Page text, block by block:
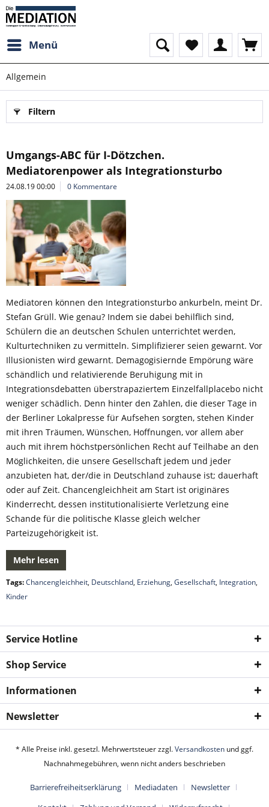
Menü
Allgemein
Filtern
Umgangs-ABC für I-Dötzchen.
Mediatorenpower als Integrationsturbo
24.08.19 00:00 0 Kommentare
Mediatoren können den Integrationsturbo ankurbeln, meint Dr.
Stefan Grüll. Wie genau? Indem sie dabei behilflich sind,
Schülern die an deutschen Schulen unterrichtet werden,
Kulturtechniken zu vermitteln. Simplifizierer seien gewarnt. Vor
Illusionisten wird gewarnt. Demagogisiernde Empörung wäre
schändlich und relativierende Beruhigung mit in
Integrationsdebatten überstrapaziertem Einzelfallplacebo nicht
weniger schädlich. Denn hinter den Zahlen, die dieser Tage in
der Berliner Lokalpresse für Aufsehen sorgten, stehen Kinder
mit ihren Träumen, Wünschen, Hoffnungen, vor allem aber
auch mit ihrem höchstpersönlichen Recht auf Teilhabe an den
Möglichkeiten, die unsere Gesellschaft jedem und jeder
anzubieten hat, der/die in Deutschland zuhause ist; dauerhaft
oder auf Zeit. Chancengleichheit am Start ist originäres
Kinderrecht, dessen institutionalisierte Verletzung eine
Schande für die politische Klasse gleich welcher
Parteizugehörigkeit ist.
Mehr lesen
Tags:Chancengleichheit, Deutschland, Erziehung, Gesellschaft, Integration,
Kinder
Service Hotline
Shop Service
Informationen
Newsletter
* Alle Preise inkl. gesetzl. Mehrwertsteuer zzgl.Versandkosten und ggf.
Nachnahmegebühren, wenn nicht anders beschrieben
Barrierefreiheitserklärung Mediadaten
Newsletter